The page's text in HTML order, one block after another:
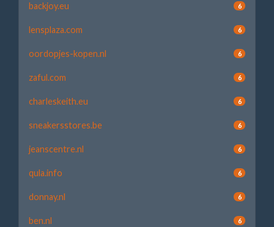
backjoy.eu 6
lensplaza.com 6
oordopjes-kopen.nl 6
zaful.com 6
charleskeith.eu 6
sneakersstores.be 6
jeanscentre.nl 6
qula.info 6
donnay.nl 6
ben.nl 6